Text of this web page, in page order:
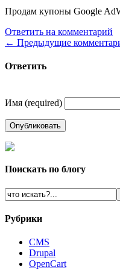
Продам купоны Google
Ответить на комментарий
← Предыдущие
Ответить
Имя (required)
Поискать по блогу
Рубрики
CMS
Drupal
OpenCart